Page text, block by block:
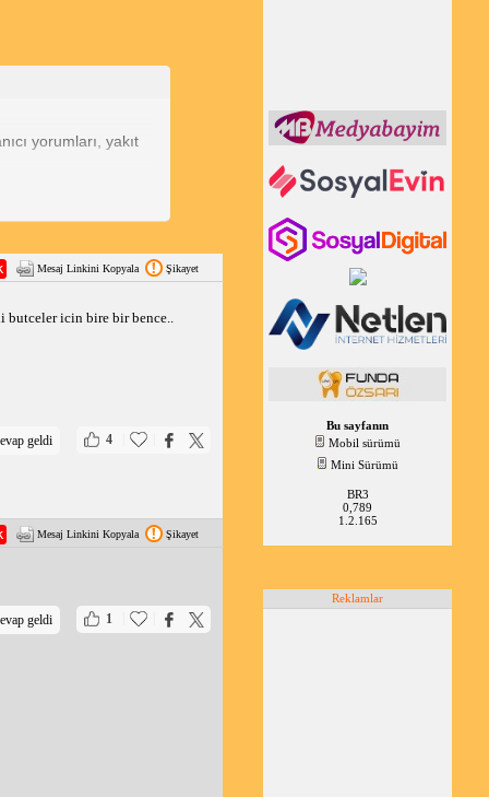
yorumları, yakıt
değildir. LPG'nin
kullanarak yakıt
sayesinde yakıt
Mesaj Linkini Kopyala Şikayet
icin bire bir bence..
4
geldi
Mesaj Linkini Kopyala Şikayet
1
geldi
Bu sayfanın
Mobil sürümü
Mini Sürümü
BR3
0,789
1.2.165
Reklamlar